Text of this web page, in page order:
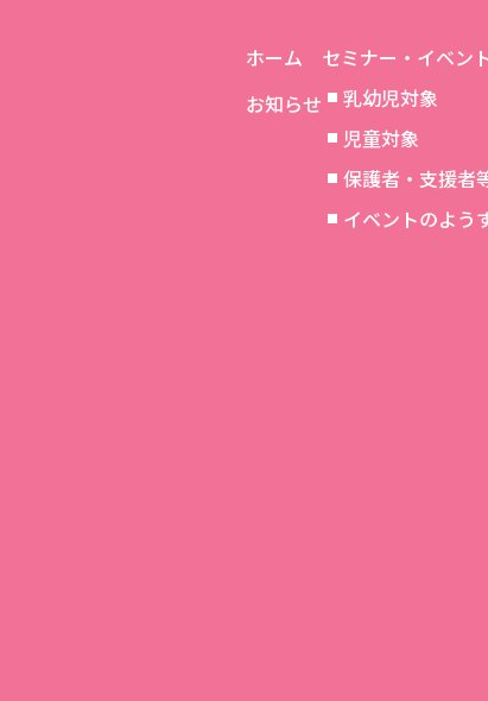
ホーム
お知らせ
セミナー・イベン
乳幼児対象
児童対象
保護者・支援者
イベントのよう